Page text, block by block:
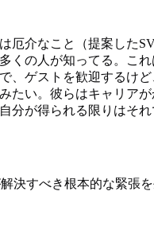
介なこと（提案した
くの人が知ってる。これ
、ゲストを歓迎するけ
たい。彼らはキャリア
分が得られる限りはそれ
決すべき根本的な緊張